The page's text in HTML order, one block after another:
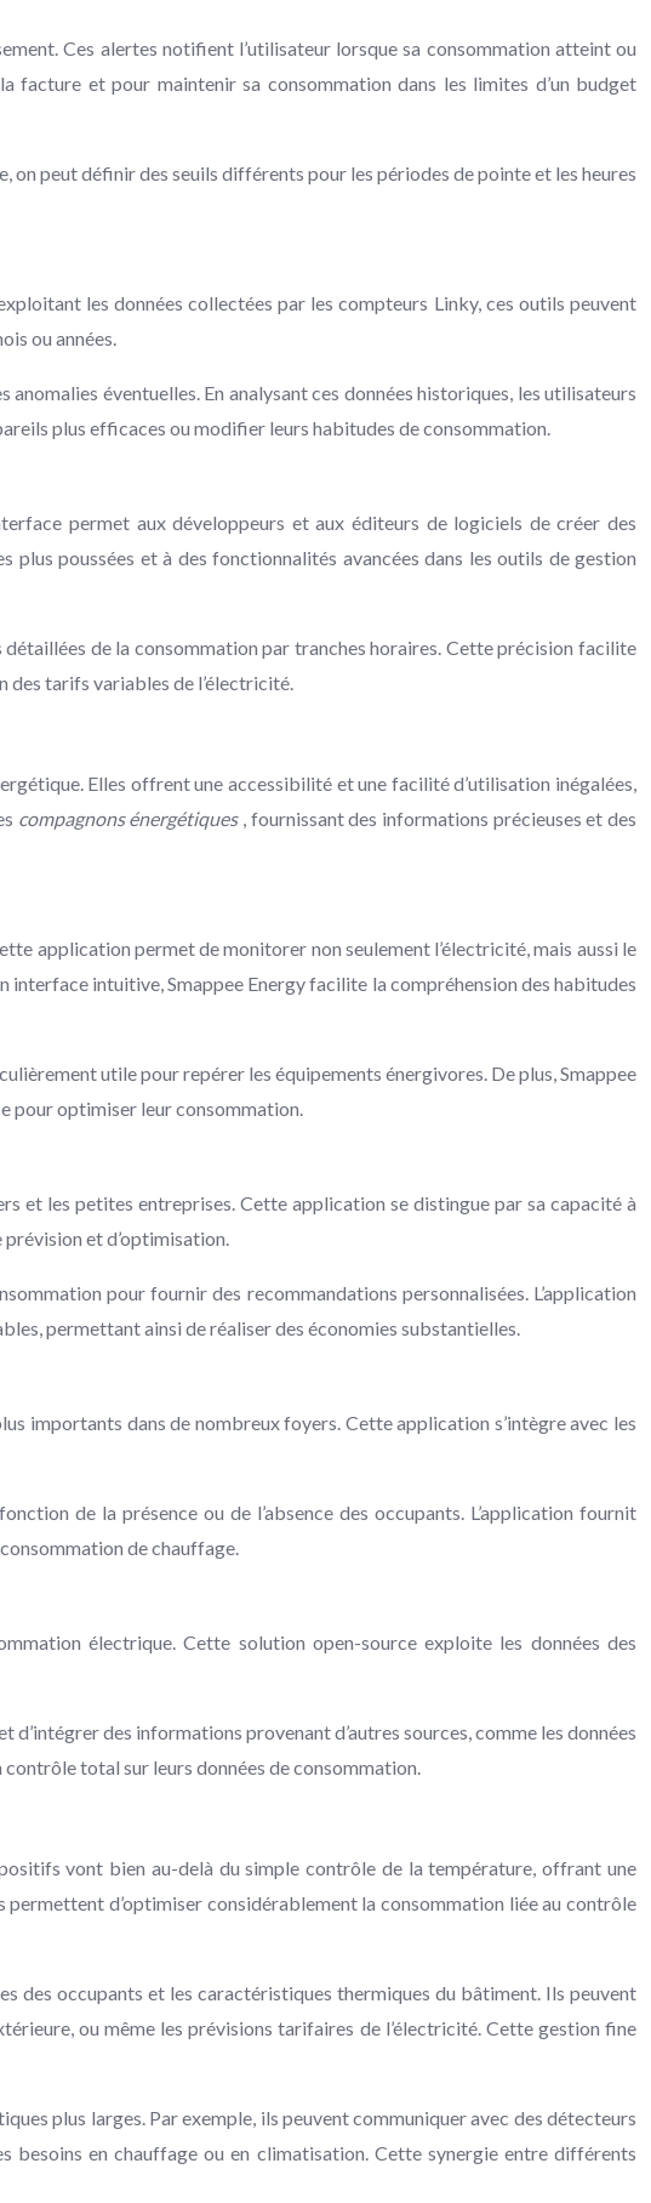
Ces alertes notifient l’utilisateur lorsque sa consommation atteint ou
facture et pour maintenir sa consommation dans les limites d’un budget
on peut définir des seuils différents pour les périodes de pointe et les heures
les données collectées par les compteurs Linky, ces outils peuvent
ou années.
éventuelles. En analysant ces données historiques, les utilisateurs
plus efficaces ou modifier leurs habitudes de consommation.
permet aux développeurs et aux éditeurs de logiciels de créer des
plus poussées et à des fonctionnalités avancées dans les outils de gestion
de la consommation par tranches horaires. Cette précision facilite
des tarifs variables de l’électricité.
Elles offrent une accessibilité et une facilité d’utilisation inégalées,
compagnons énergétiques , fournissant des informations précieuses et des
application permet de monitorer non seulement l’électricité, mais aussi le
interface intuitive, Smappee Energy facilite la compréhension des habitudes
utile pour repérer les équipements énergivores. De plus, Smappee
pour optimiser leur consommation.
et les petites entreprises. Cette application se distingue par sa capacité à
et d’optimisation.
pour fournir des recommandations personnalisées. L’application
permettant ainsi de réaliser des économies substantielles.
importants dans de nombreux foyers. Cette application s’intègre avec les
de la présence ou de l’absence des occupants. L’application fournit
de chauffage.
électrique. Cette solution open-source exploite les données des
des informations provenant d’autres sources, comme les données
total sur leurs données de consommation.
vont bien au-delà du simple contrôle de la température, offrant une
d’optimiser considérablement la consommation liée au contrôle
des occupants et les caractéristiques thermiques du bâtiment. Ils peuvent
ou même les prévisions tarifaires de l’électricité. Cette gestion fine
plus larges. Par exemple, ils peuvent communiquer avec des détecteurs
besoins en chauffage ou en climatisation. Cette synergie entre différents